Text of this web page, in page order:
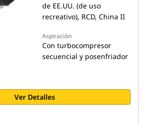
de EE.UU. (de uso
recreativo), RCD, China II
Aspiración
Con turbocompresor
secuencial y posenfriador
Ver Detalles